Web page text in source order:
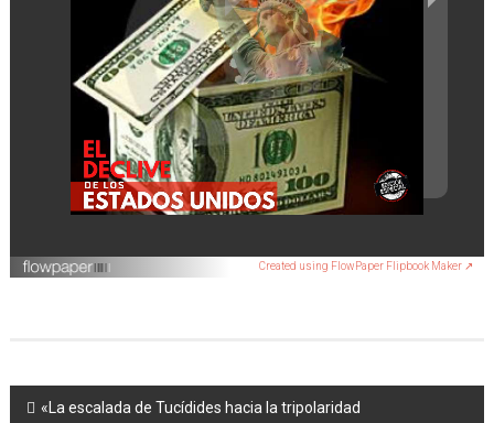
Created using FlowPaper Flipbook Maker ↗
Navegación
«La escalada de Tucídides hacia la tripolaridad